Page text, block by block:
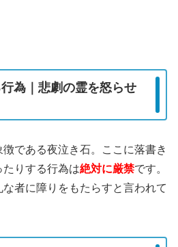
為｜悲劇の霊を怒らせ
徴である夜泣き石。ここに落書き
りする行為は絶対に厳禁です。
者に障りをもたらすと言われて